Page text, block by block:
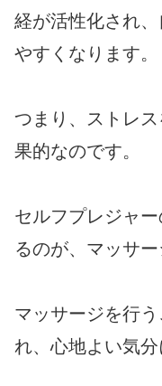
経が活性化され
やすくなります。
つまり、ストレ
果的なのです。
セルフプレジャ
るのが、マッサー
マッサージを行
れ、心地よい気分